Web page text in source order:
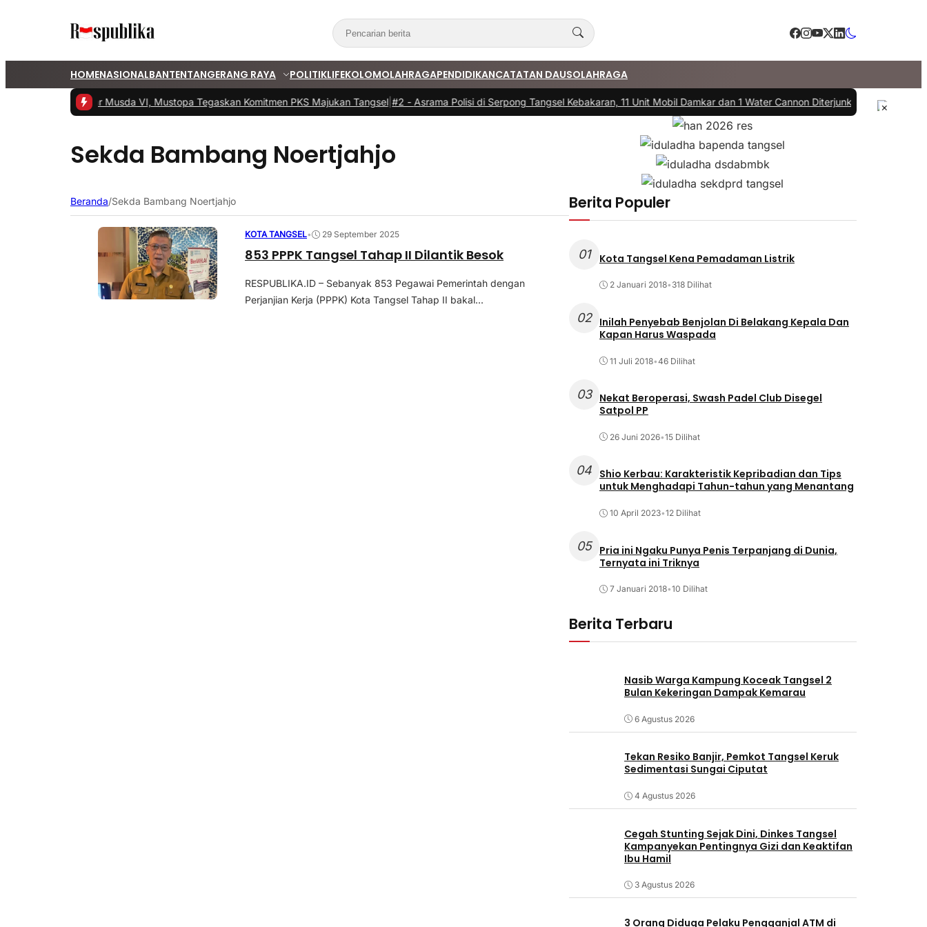
HOMENASIONALBANTENTANGERANG RAYA POLITIKLIFEKOLOMOLAHRAGAPENDIDIKANCATATAN DAUSOLAHRAGA
PKS Tangsel Gelar Musda VI, Mustopa Tegaskan Komitmen PKS Majukan Tangsel|#2 - Asrama Polisi di Serpong Tangsel Kebakaran, 11 Unit Mobil Damkar dan 1 Water Cannon Diterjunkan #3 -DPRD
Sekda Bambang Noertjahjo
Beranda/Sekda Bambang Noertjahjo
KOTA TANGSEL• 29 September 2025
853 PPPK Tangsel Tahap II Dilantik Besok
RESPUBLIKA.ID – Sebanyak 853 Pegawai Pemerintah dengan
Perjanjian Kerja (PPPK) Kota Tangsel Tahap II bakal...
Berita Populer
01 Kota Tangsel Kena Pemadaman Listrik
2 Januari 2018• 318 Dilihat
02
Inilah Penyebab Benjolan Di Belakang Kepala Dan
Kapan Harus Waspada
11 Juli 2018•46 Dilihat
03
Nekat Beroperasi, Swash Padel Club Disegel
Satpol PP
26 Juni 2026•15 Dilihat
04 Shio Kerbau: Karakteristik Kepribadian dan Tips
untuk Menghadapi Tahun-tahun yang Menantang
10 April 2023•12 Dilihat
05
Pria ini Ngaku Punya Penis Terpanjang di Dunia,
Ternyata ini Triknya
7 Januari 2018•10 Dilihat
Berita Terbaru
Nasib Warga Kampung Koceak Tangsel 2
Bulan Kekeringan Dampak Kemarau
6 Agustus 2026
Tekan Resiko Banjir, Pemkot Tangsel Keruk
Sedimentasi Sungai Ciputat
4 Agustus 2026
Cegah Stunting Sejak Dini, Dinkes Tangsel
Kampanyekan Pentingnya Gizi dan Keaktifan
Ibu Hamil
3 Agustus 2026
3 Orang Diduga Pelaku Pengganjal ATM di
×